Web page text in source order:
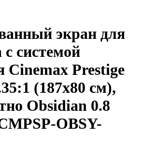
экран для
системой
Cinemax Prestige
(187x80 см),
Obsidian 0.8
OBSY-